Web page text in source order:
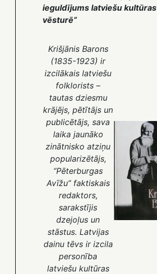
ieguldījums latviešu kultūras
vēsturē”
Krišjānis Barons
(1835-1923) ir
izcilākais latviešu
folklorists –
tautas dziesmu
krājējs, pētītājs un
publicētājs, sava
laika jaunāko
zinātnisko atziņu
popularizētājs,
“Pēterburgas
Avīžu” faktiskais
redaktors,
sarakstījis
dzejoļus un
stāstus. Latvijas
dainu tēvs ir izcila
personība
latviešu kultūras